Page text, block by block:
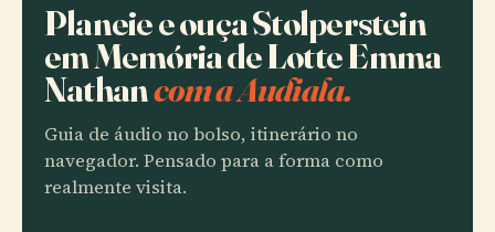
Planeie e ouça Stolperstein
em Memória de Lotte Emma
Nathancom a Audiala.
Guia de áudio no bolso, itinerário no
navegador. Pensado para a forma como
realmente visita.